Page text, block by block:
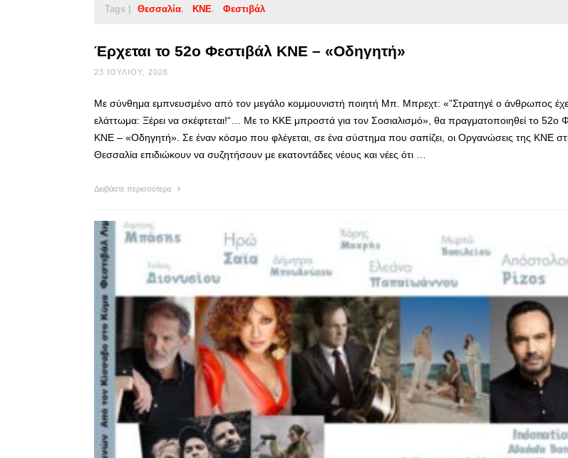
Tags | Θεσσαλία ΚΝΕ Φεστιβάλ
Έρχεται το 52ο Φεστιβάλ ΚΝΕ – «Οδηγητή»
23 ΙΟΥΛΊΟΥ, 2026
Με σύνθημα εμπνευσμένο από τον μεγάλο κομμουνιστή ποιητή Μπ. Μπρεχτ: «”Στρατηγέ ο άνθρωπος
ελάττωμα: Ξέρει να σκέφτεται!“… Με το ΚΚΕ μπροστά για τον Σοσιαλισμό», θα πραγματοποιηθεί το 52ο
ΚΝΕ – «Οδηγητή». Σε έναν κόσμο που φλέγεται, σε ένα σύστημα που σαπίζει, οι Οργανώσεις της ΚΝΕ
Θεσσαλία επιδιώκουν να συζητήσουν με εκατοντάδες νέους και νέες ότι …
Διαβάστε περισσότερα